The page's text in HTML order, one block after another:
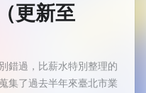
更新至
錯過，比薪水特別整理的
集了過去半年來臺北市業